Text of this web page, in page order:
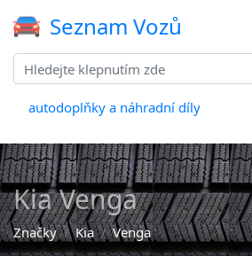
Seznam Vozů
autodoplňky a náhradní díly
Kia Venga
Značky Kia Venga